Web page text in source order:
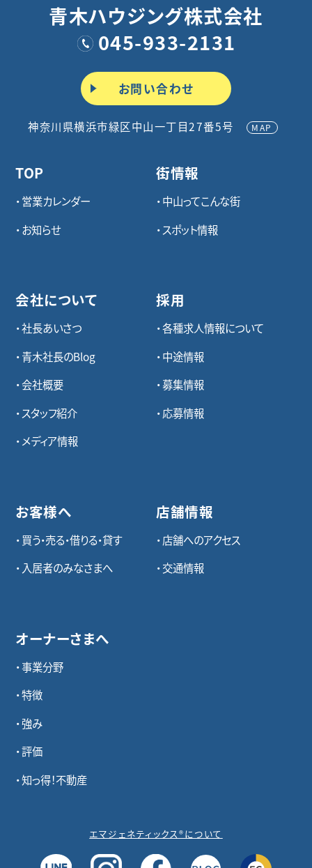
青木ハウジング株式会社
045-933-2131
お問い合わせ
神奈川県横浜市緑区中山一丁目27番5号 MAP
TOP
営業カレンダー
お知らせ
会社について
社長あいさつ
青木社長のBlog
会社概要
スタッフ紹介
メディア情報
お客様へ
買う・売る・借りる・貸す
入居者のみなさまへ
オーナーさまへ
事業分野
特徴
強み
評価
知っ得！不動産
街情報
中山ってこんな街
スポット情報
採用
各種求⼈情報について
中途情報
募集情報
応募情報
店舗情報
店舗へのアクセス
交通情報
エマジェネティックス®について